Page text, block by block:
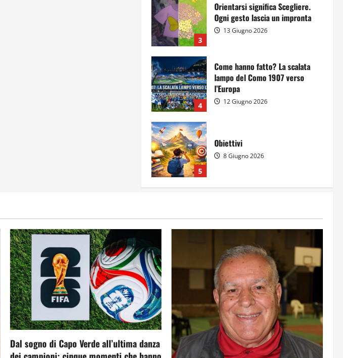
3
Orientarsi significa Scegliere.
Ogni gesto lascia un impronta
13 Giugno 2026
4
Come hanno fatto? La scalata
lampo del Como 1907 verso
l’Europa
12 Giugno 2026
5
Obiettivi
8 Giugno 2026
dell’Innovazione Scolastica
Il futuro ha ancora bisogno di
noi?
14 Giugno 2026
Orientarsi significa Scegliere.
Ogni gesto lascia un impronta
Dal sogno di Capo Verde all’ultima danza